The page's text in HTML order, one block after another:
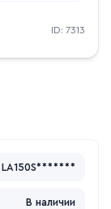
ID: 7313
LA150S*******
В наличии